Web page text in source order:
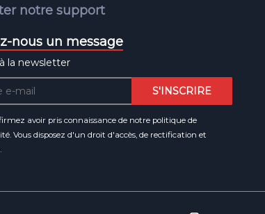
notre support
nous un message
la newsletter
avoir pris connaissance de notre politique de
. Vous disposez d'un droit d'accès, de rectification et